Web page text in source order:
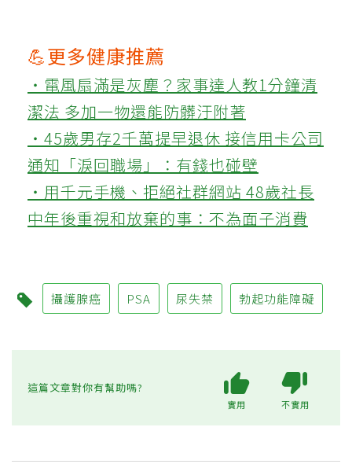
💪更多健康推薦
‧電風扇滿是灰塵？家事達人教1分鐘清
潔法 多加一物還能防髒汙附著
‧45歲男存2千萬提早退休 接信用卡公司
通知「淚回職場」：有錢也碰壁
‧用千元手機、拒絕社群網站 48歲社長
中年後重視和放棄的事：不為面子消費
攝護腺癌 PSA 尿失禁 勃起功能障礙
這篇文章對你有幫助嗎?
實用 不實用